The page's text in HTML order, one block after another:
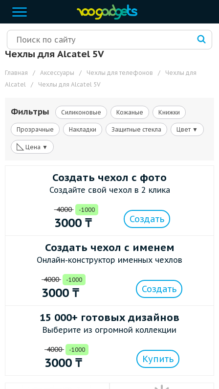
Чехлы для Alcatel 5V
Главная / Аксессуары / Чехлы для телефонов /
Чехлы для
Alcatel
/ Чехлы для Alcatel 5V
Фильтры Силиконовые Кожаные Книжки
Прозрачные Накладки Защитные стекла Цвет ▼
◺ Цена ▼
Создать чехол с фото
Создайте свой чехол в 2 клика
4000 -1000
3000 ₸ Создать
Создать чехол с именем
Онлайн-конструктор именных чехлов
4000 -1000
3000 ₸ Создать
15 000+ готовых дизайнов
Выберите из огромной коллекции
4000 -1000
3000 ₸ Купить